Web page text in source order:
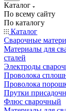
Каталог
По всему сайту
По каталогу
Каталог
Сварочные
Материалы для
сталей
Электроды
Проволока
Проволока
Прутки
Флюс сварочный